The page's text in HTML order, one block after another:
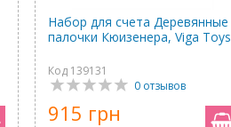
Набор для счета Деревянные
палочки Кюизенера, Viga Toys
Код 139131
0 отзывов
915 грн